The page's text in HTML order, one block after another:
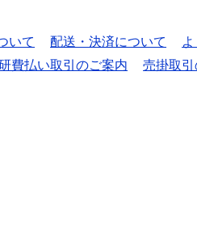
いて 配送・決済について
費払い取引のご案内 売掛取